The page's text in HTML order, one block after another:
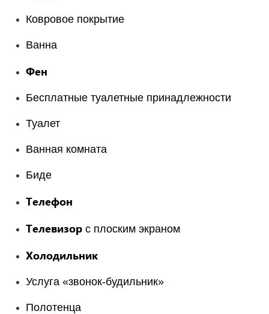
Ковровое покрытие
Ванна
Фен
Бесплатные туалетные принадлежности
Туалет
Ванная комната
Биде
Телефон
Телевизор с плоским экраном
Холодильник
Услуга «звонок-будильник»
Полотенца